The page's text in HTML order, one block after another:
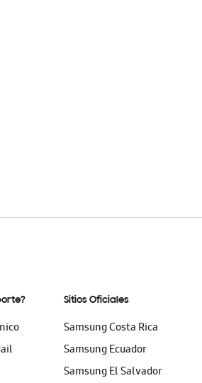
Sitios Oficiales
Samsung Costa Rica
Samsung Ecuador
Samsung El Salvador